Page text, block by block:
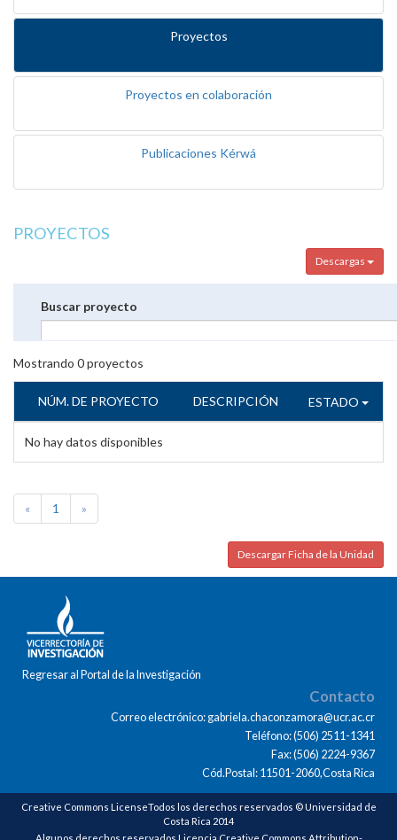
Proyectos
Proyectos en colaboración
Publicaciones Kérwá
PROYECTOS
Descargas
Buscar proyecto
Mostrando 0proyectos
NÚM. DE PROYECTO DESCRIPCIÓN ESTADO
No hay datos disponibles
« 1 »
Descargar Ficha de la Unidad
Regresar al Portal de la Investigación
Contacto
Correo electrónico: gabriela.chaconzamora@ucr.ac.cr
Teléfono: (506) 2511-1341
Fax: (506) 2224-9367
Cód.Postal: 11501-2060,Costa Rica
Creative Commons LicenseTodos los derechos reservados © Universidad de
Costa Rica 2014